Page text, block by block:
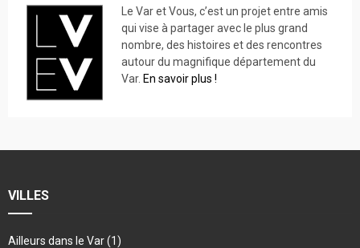
Le Var et Vous, c’est un projet entre amis
qui vise à partager avec le plus grand
nombre, des histoires et des rencontres
autour du magnifique département du
Var. En savoir plus !
VILLES
Ailleurs dans le Var(1)